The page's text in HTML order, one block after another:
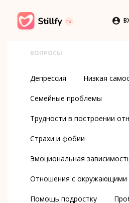

ВОПРОСЫ
Депрессия Низкая
Семейные проблемы
Трудности в построении
Страхи и фобии
Эмоциональная
Отношения с окружающими
Помощь подростку